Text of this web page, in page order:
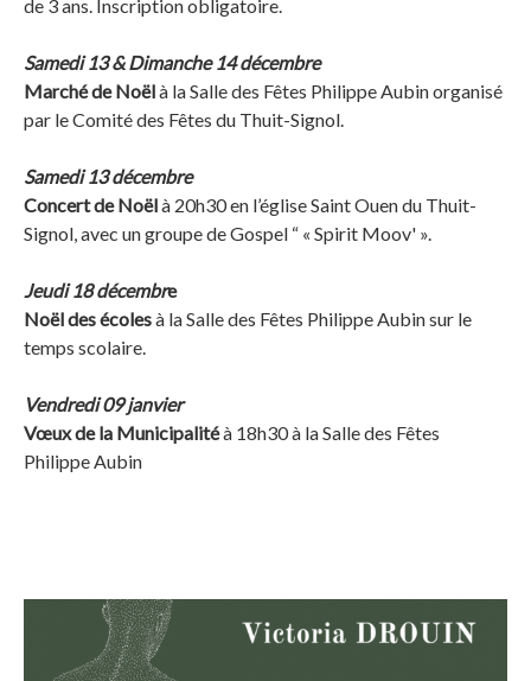
de 3 ans. Inscription obligatoire.
Samedi 13 & Dimanche 14 décembre
Marché de Noëlà la Salle des Fêtes Philippe Aubin organisé
par le Comité des Fêtes du Thuit-Signol.
Samedi 13 décembre
Concert de Noëlà 20h30 en l’église Saint Ouen du Thuit-
Signol, avec un groupe de Gospel “ « Spirit Moov' ».
Jeudi 18 décembre
Noël des écolesà la Salle des Fêtes Philippe Aubin sur le
temps scolaire.
Vendredi 09 janvier
Vœux de la Municipalitéà 18h30 à la Salle des Fêtes
Philippe Aubin